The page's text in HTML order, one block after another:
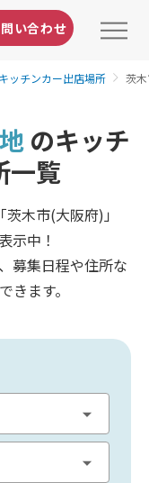
い合わせ
ッチンカー出店場所 茨
のキッチ
一覧
木市(大阪府)」
示中！
募集日程や住所な
きます。